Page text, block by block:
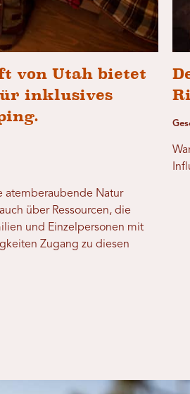
von Utah bietet
inklusives
atemberaubende Natur
über Ressourcen, die
und Einzelpersonen mit
Zugang zu diesen